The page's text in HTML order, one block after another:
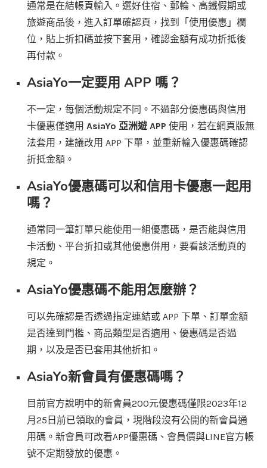
通常是在結帳頁輸入。選好住宿、郵輪、高鐵假期或
旅遊商品後，進入訂單確認頁，找到「使用優惠」欄
位，貼上折扣碼並按下套用，確認金額有成功折抵後
再付款。
AsiaYo一定要用 APP 嗎？
不一定，每個活動規定不同。不過部分優惠碼與信用
卡優惠僅適用 AsiaYo 亞洲遊 APP 使用，若在網頁版無
法套用，建議改用 APP 下單，並重新輸入優惠碼確認
折抵金額。
AsiaYo優惠碼可以和信用卡優惠一起用
嗎？
通常同一筆訂單只能使用一組優惠碼，是否能與信用
卡活動、平台折扣或其他優惠併用，要看該活動頁的
規定。
AsiaYo優惠碼不能用怎麼辦？
可以先確認是否透過指定連結或 APP 下單、訂單金額
是否達到門檻、商品類型是否適用、優惠碼是否過
期，以及是否已套用其他折扣。
AsiaYo新會員有優惠碼嗎？
目前官方說明中的新會員200元優惠碼僅限2023年12
月25日前已領取的會員，現階段沒有公開的新會員通
用碼。新會員可改看APP優惠碼、會員價與LINE官方帳
號不定期發放的優惠。